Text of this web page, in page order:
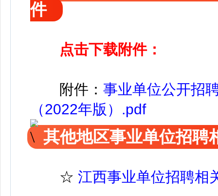
件
点击下载附件：
附件： 事业单位公开招
（2022年版）.pdf
其他地区事业单位招聘
☆ 江西事业单位招聘相